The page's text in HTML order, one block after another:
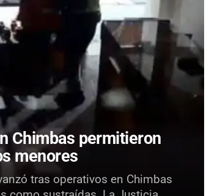
Chimbas permitieron
menores
tras operativos en Chimbas